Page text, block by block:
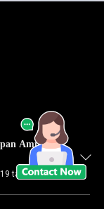
Amplifier
tampilan